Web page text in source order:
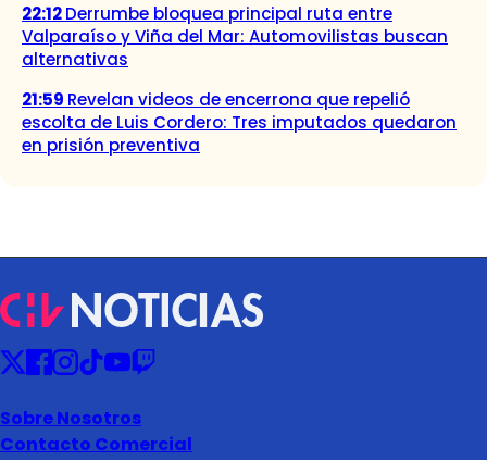
22:12Derrumbe bloquea principal ruta entre
Valparaíso y Viña del Mar: Automovilistas buscan
alternativas
21:59 Revelan videos de encerrona que repelió
escolta de Luis Cordero: Tres imputados quedaron
en prisión preventiva
Sobre Nosotros
Contacto Comercial